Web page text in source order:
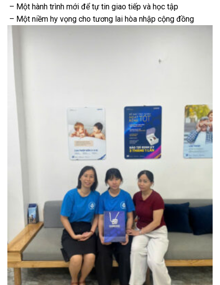
– Một hành trình mới để tự tin giao tiếp và học tập
– Một niềm hy vọng cho tương lai hòa nhập cộng đồng